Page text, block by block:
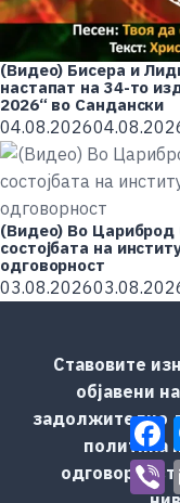
(Видео) Бисера и
настапат на 34-то
2026“ во Сандански
04.08.2026
(Видео) Во Цариброд
состојбата на
одговорност
03.08.2026
Ставовите
објавени
задолжително
политика